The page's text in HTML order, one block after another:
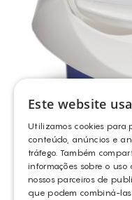
INDIBA®
Este website
Utilizamos cookies para
conteúdo, anúncios e
tráfego. Também
informações sobre o uso
nossos parceiros de
que podem combiná-